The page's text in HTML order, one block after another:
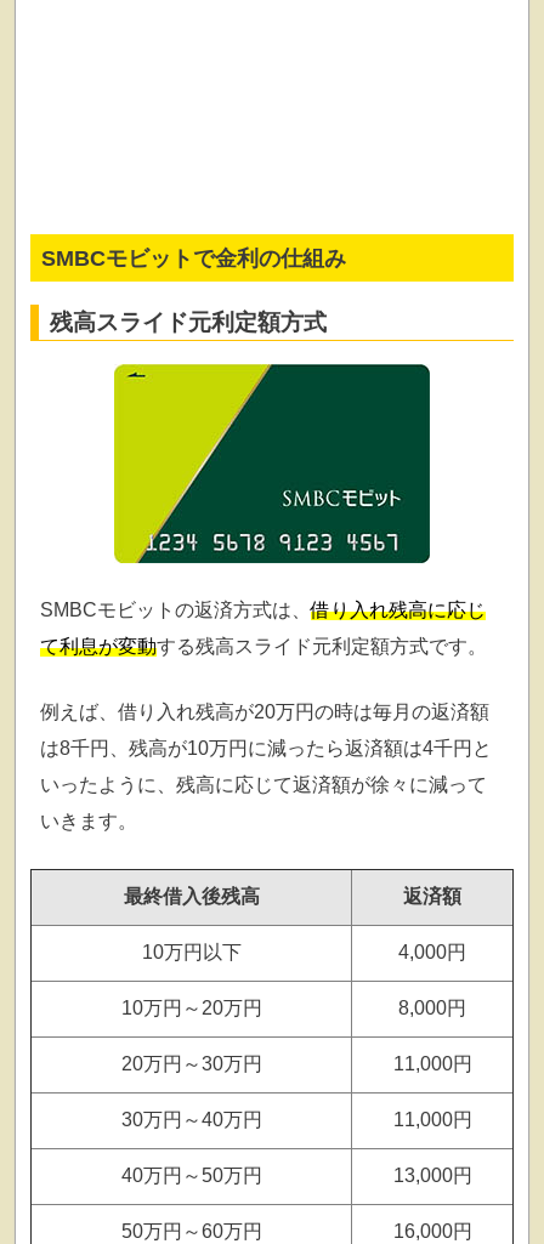
SMBCモビットで金利の仕組み
残高スライド元利定額方式
SMBCモビットの返済方式は、借り入れ残高に応じ
て利息が変動する残高スライド元利定額方式です。
例えば、借り入れ残高が20万円の時は毎月の返済額
は8千円、残高が10万円に減ったら返済額は4千円と
いったように、残高に応じて返済額が徐々に減って
いきます。
最終借入後残高 返済額
10万円以下 4,000円
10万円～20万円 8,000円
20万円～30万円 11,000円
30万円～40万円 11,000円
40万円～50万円 13,000円
50万円～60万円 16,000円